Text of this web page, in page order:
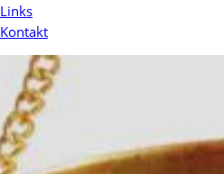
Links
Kontakt